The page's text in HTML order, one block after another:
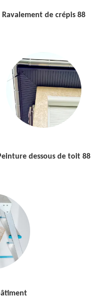
Ravalement de crépis 88
dessous de toit 88